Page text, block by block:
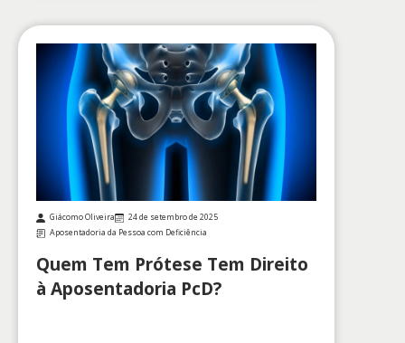
Giácomo Oliveira
24 de setembro de 2025
Aposentadoria da Pessoa com Deficiência
Quem Tem Prótese Tem Direito
à Aposentadoria PcD?